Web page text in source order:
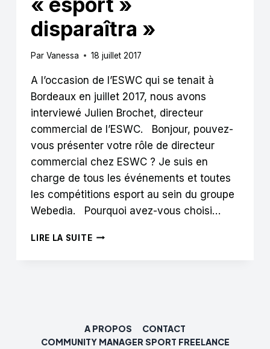
disparaîtra »
Par Vanessa 18 juillet 2017
A l’occasion de l’ESWC qui se tenait à
Bordeaux en juillet 2017, nous avons
interviewé Julien Brochet, directeur
commercial de l’ESWC. Bonjour, pouvez-
vous présenter votre rôle de directeur
commercial chez ESWC ? Je suis en
charge de tous les événements et toutes
les compétitions esport au sein du groupe
Webedia. Pourquoi avez-vous choisi…
LIRE LA SUITEJ.BROCHET
DEVANT
A PROPOS
CONTACT
COMMUNITY MANAGER SPORT FREELANCE